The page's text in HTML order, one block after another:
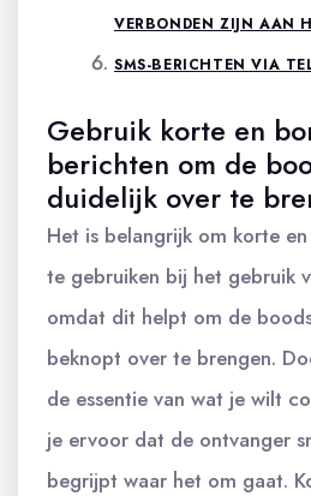
VERBONDEN ZIJN AAN
SMS-BERICHTEN VIA
Gebruik korte en
berichten om de
duidelijk over te
Het is belangrijk om korte
te gebruiken bij het gebruik
omdat dit helpt om de
beknopt over te brengen.
de essentie van wat je wilt
je ervoor dat de ontvanger
begrijpt waar het om gaat.